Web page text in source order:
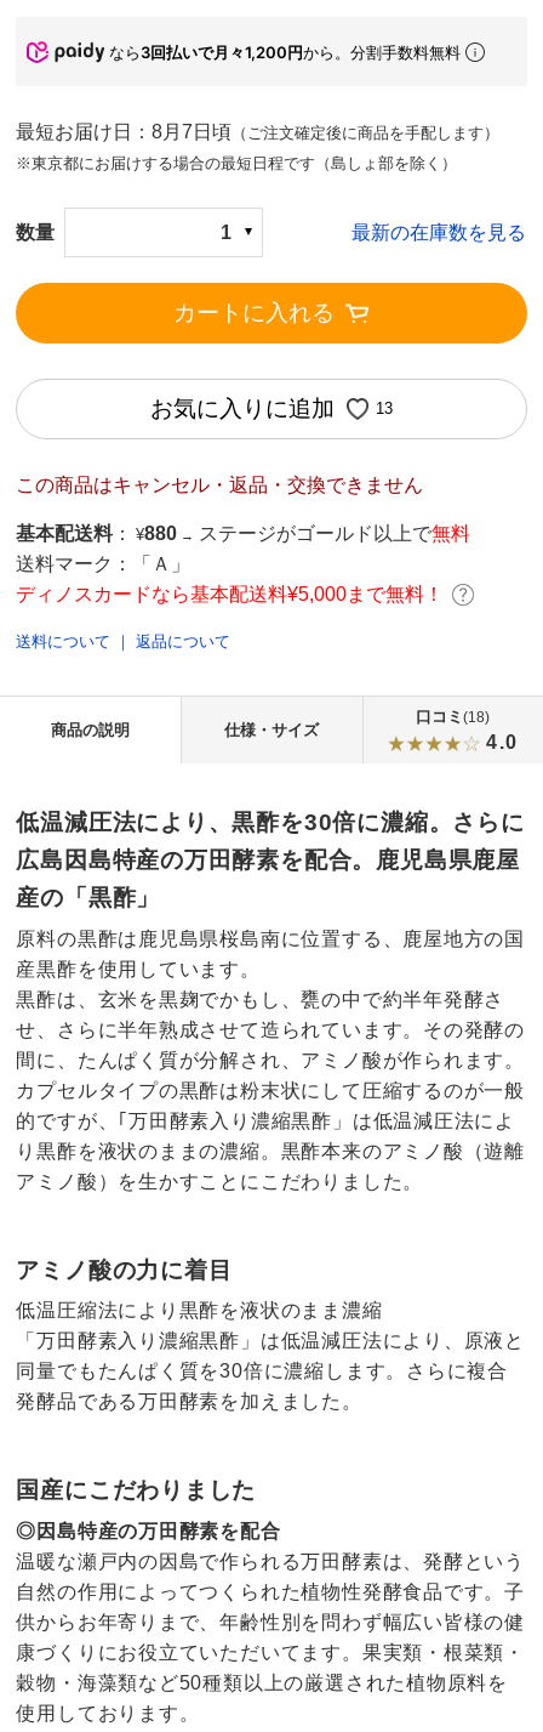
なら3回払いで月々1,200円から。分割手数料無料
最短お届け日：8月7日頃 （ご注文確定後に商品を手配します）
※東京都にお届けする場合の最短日程です（島しょ部を除く）
数量 1 最新の在庫数を見る
カートに入れる
お気に入りに追加 13
この商品はキャンセル・返品・交換できません
基本配送料 ： ¥880 → ステージがゴールド以上で無料
送料マーク：
「Ａ」
ディノスカードなら基本配送料¥5,000まで無料！
送料について ｜返品について
商品の説明 仕様・サイズ
口コミ(18)
4.0
低温減圧法により、黒酢を30倍に濃縮。さらに
広島因島特産の万田酵素を配合。鹿児島県鹿屋
産の「黒酢」
原料の黒酢は鹿児島県桜島南に位置する、鹿屋地方の国
産黒酢を使用しています。
黒酢は、玄米を黒麹でかもし、甕の中で約半年発酵さ
せ、さらに半年熟成させて造られています。その発酵の
間に、たんぱく質が分解され、アミノ酸が作られます。
カプセルタイプの黒酢は粉末状にして圧縮するのが一般
的ですが、｢万田酵素入り濃縮黒酢」は低温減圧法によ
り黒酢を液状のままの濃縮。黒酢本来のアミノ酸（遊離
アミノ酸）を生かすことにこだわりました。
アミノ酸の力に着目
低温圧縮法により黒酢を液状のまま濃縮
「万田酵素入り濃縮黒酢」は低温減圧法により、原液と
同量でもたんぱく質を30倍に濃縮します。さらに複合
発酵品である万田酵素を加えました。
国産にこだわりました
◎因島特産の万田酵素を配合
温暖な瀬戸内の因島で作られる万田酵素は、発酵という
自然の作用によってつくられた植物性発酵食品です。子
供からお年寄りまで、年齢性別を問わず幅広い皆様の健
康づくりにお役立ていただいてます。果実類・根菜類・
穀物・海藻類など50種類以上の厳選された植物原料を
使用しております。